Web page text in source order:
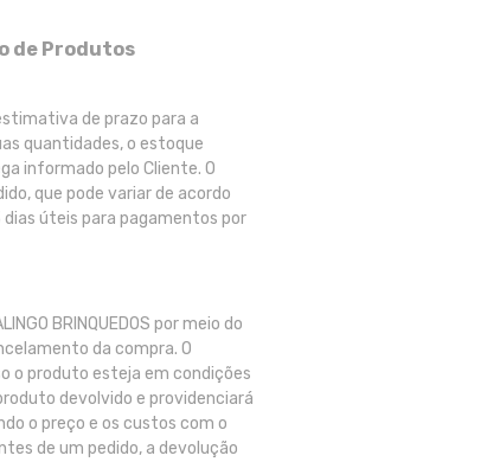
de Produtos
de prazo para a
quantidades, o estoque
informado pelo Cliente. O
que pode variar de acordo
úteis para pagamentos por
BRINQUEDOS por meio do
da compra. O
o produto esteja em condições
devolvido e providenciará
o preço e os custos com o
de um pedido, a devolução